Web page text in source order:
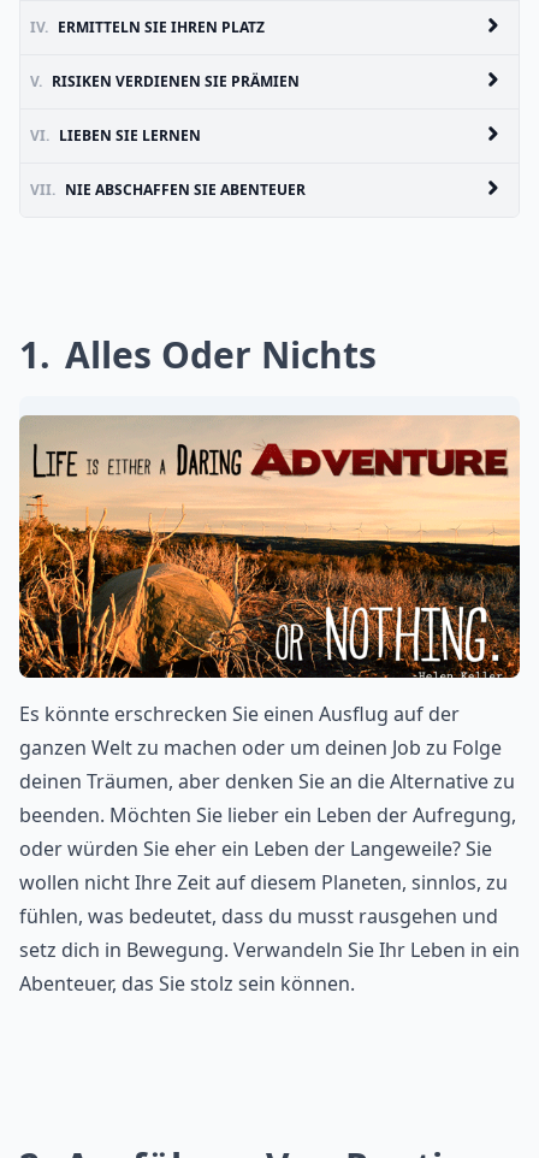
IV. ERMITTELN SIE IHREN PLATZ
V. RISIKEN VERDIENEN SIE PRÄMIEN
VI. LIEBEN SIE LERNEN
VII. NIE ABSCHAFFEN SIE ABENTEUER
1 Alles Oder Nichts
Es könnte erschrecken Sie einen Ausflug auf der
ganzen Welt zu machen oder um deinen Job zu Folge
deinen Träumen, aber denken Sie an die Alternative zu
beenden. Möchten Sie lieber ein Leben der Aufregung,
oder würden Sie eher ein Leben der Langeweile? Sie
wollen nicht Ihre Zeit auf diesem Planeten, sinnlos, zu
fühlen, was bedeutet, dass du musst rausgehen und
setz dich in Bewegung. Verwandeln Sie Ihr Leben in ein
Abenteuer, das Sie stolz sein können.